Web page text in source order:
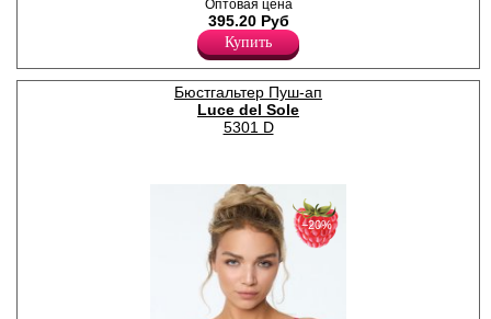
Трусики танга женские из
высококачественного
кружевного полотна с
цветочным рисунком,
средней линией талии,
гигиеничной хлопковой
ластовицей.
Полиамид 80%
Эластан 20%
Оптовая цена
395.20 Руб
Купить
Бюстгальтер Пуш-ап
Luce del Sole
5301 D
−20%